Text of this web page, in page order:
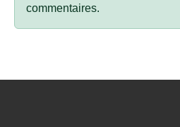
commentaires.